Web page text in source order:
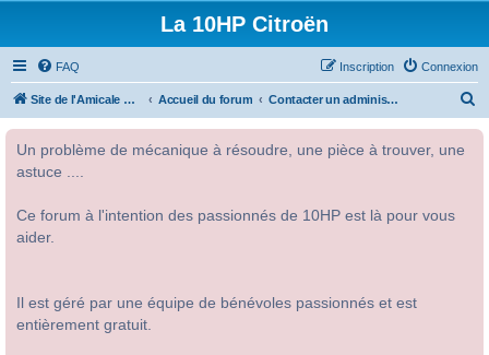
La 10HP Citroën
FAQ Connexion
Inscription
Site de l'Amicale Citroën 10HP Accueil du forum Contacter un administrateur du forum
Un problème de mécanique à résoudre, une pièce à trouver, une
astuce ....
Ce forum à l'intention des passionnés de 10HP est là pour vous
aider.
Il est géré par une équipe de bénévoles passionnés et est
entièrement gratuit.